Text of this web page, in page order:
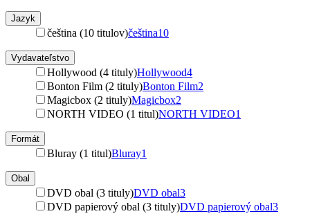
Jazyk
čeština (10 titulov)čeština10
Vydavateľstvo
Hollywood (4 tituly)Hollywood4
Bonton Film (2 tituly)Bonton Film2
Magicbox (2 tituly)Magicbox2
NORTH VIDEO (1 titul)NORTH VIDEO1
Formát
Bluray (1 titul)Bluray1
Obal
DVD obal (3 tituly)DVD obal3
DVD papierový obal (3 tituly)DVD papierový obal3